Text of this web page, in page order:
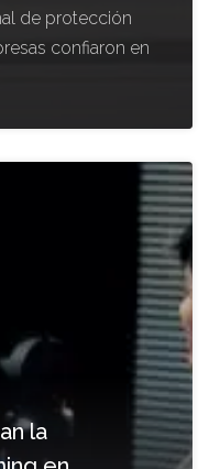
de protección
confiaron en
la